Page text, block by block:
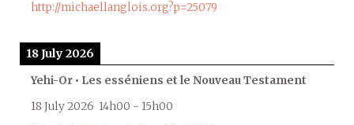
http://michaellanglois.org?p=25079
18 July 2026
Yehi-Or • Les esséniens et le Nouveau Testament
18 July 2026 14h00 - 15h00